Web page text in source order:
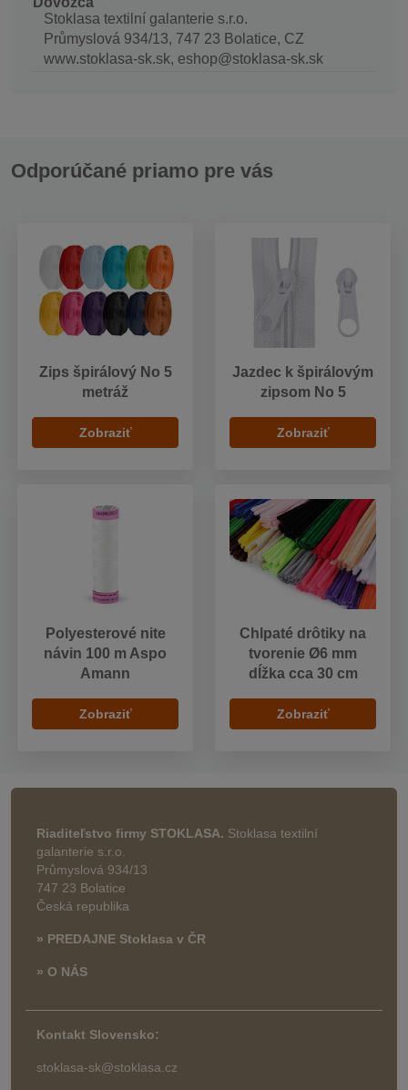
Stoklasa textilní galanterie s.r.o.
Průmyslová 934/13, 747 23 Bolatice, CZ
www.stoklasa-sk.sk, eshop@stoklasa-sk.sk
Odporúčané priamo pre vás
Zips špirálový No 5
metráž
Zobraziť
Jazdec k špirálovým
zipsom No 5
Zobraziť
Polyesterové nite
návin 100 m Aspo
Amann
Zobraziť
Chlpaté drôtiky na
tvorenie Ø6 mm
dĺžka cca 30 cm
Zobraziť
Riaditeľstvo firmy STOKLASA. Stoklasa textilní
galanterie s.r.o.
Průmyslová 934/13
747 23 Bolatice
Česká republika
» PREDAJNE Stoklasa v ČR
» O NÁS
Kontakt Slovensko:
stoklasa-sk@stoklasa.cz